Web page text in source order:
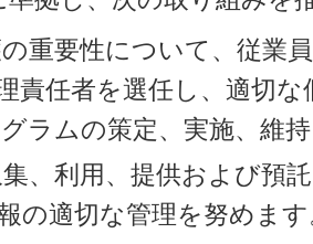
重要性について、従業
責任者を選任し、適切
ラムの策定、実施、維
、利用、提供および預
の適切な管理を努めま